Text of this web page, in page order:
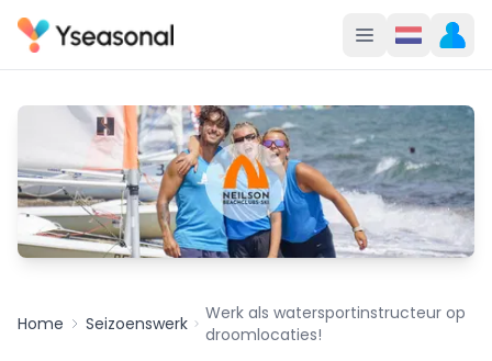
Home Seizoenswerk
Werk als watersportinstructeur op
droomlocaties!